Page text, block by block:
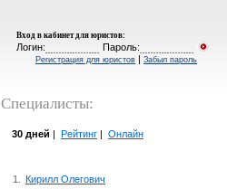
Вход в кабинет для юристов:
Логин: Пароль:
Регистрация для юристов | Забыл пароль
Специалисты:
30 дней Рейтинг Онлайн
1. Кирилл Олегович